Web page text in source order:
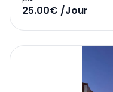
25.00€ /Jour